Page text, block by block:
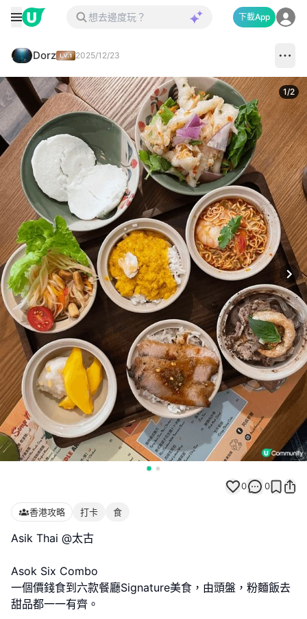
下載App
Dorz 2025/12/23
1/2
0 0
香港攻略 打卡 食
Asik Thai @太古
Asok Six Combo
一個價錢食到六款餐廳Signature美食，由頭盤，粉麵飯去
甜品都一一有齊。